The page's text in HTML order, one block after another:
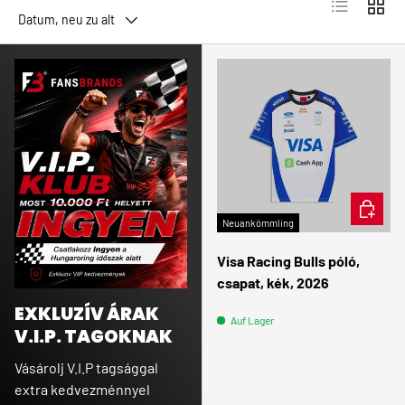
Datum, neu zu alt
EXKLUZÍV ÁRAK
V.I.P. TAGOKNAK
Vásárolj V.I.P tagsággal
extra kedvezménnyel
Neuankömmling
Visa Racing Bulls póló,
csapat, kék, 2026
Auf Lager